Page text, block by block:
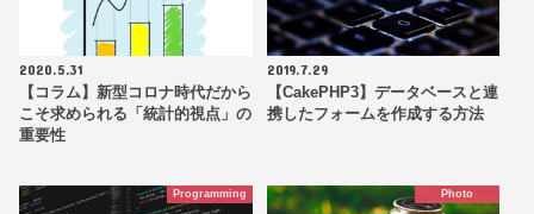
2020.5.31
【コラム】新型コロナ時代だから
こそ求められる「統計的視点」の
重要性
2019.7.29
【CakePHP3】データベースと連
携したフォームを作成する方法
Programming Photo